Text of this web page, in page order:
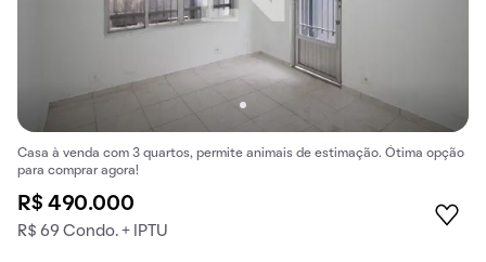
Casa à venda com 3 quartos, permite animais de estimação. Ótima opção
para comprar agora!
R$ 490.000
R$ 69 Condo. + IPTU